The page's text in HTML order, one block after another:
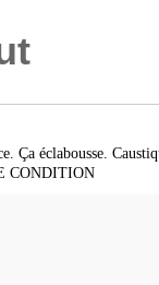
éclabousse.
CONDITION